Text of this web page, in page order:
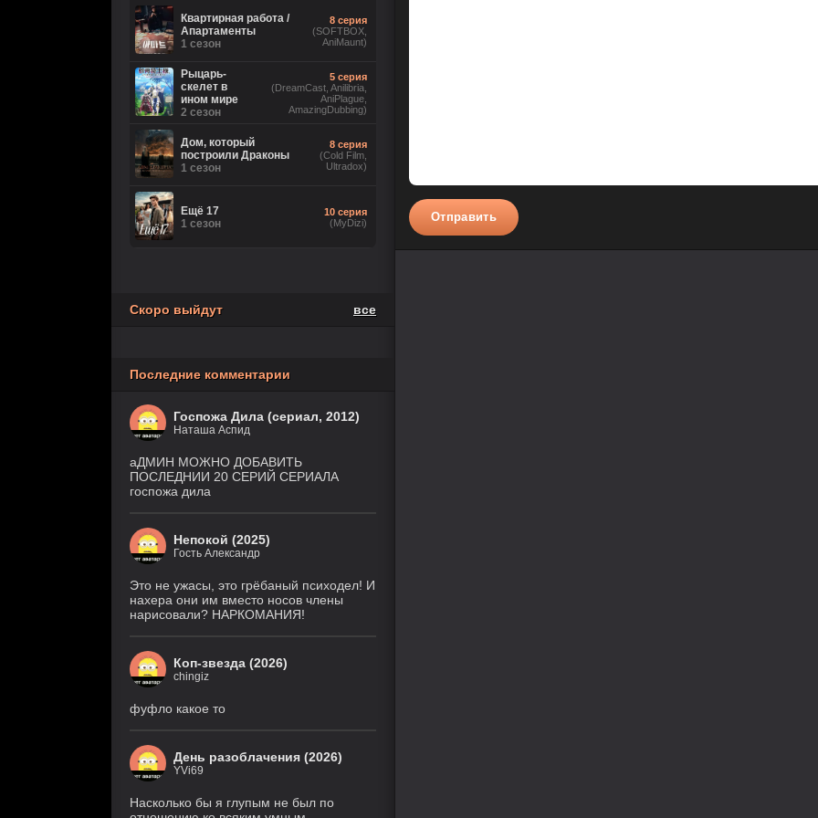
Отправить
Великолепная
8 сезон
26 серия
Игра
лжецов
18 серия
(Anilibria, Japan Original,
История его
28 серия
Настоящий
5 серия
Квартирная работа /
Апартаменты
1 сезон
8 серия
(SOFTBOX,
AniMaunt)
Рыцарь-
скелет в
ином мире
2 сезон
5 серия
(DreamCast, Anilibria,
AniPlague,
AmazingDubbing)
Дом, который
построили Драконы
1 сезон
8 серия
(Cold Film,
Ultradox)
Ещё 17
1 сезон
10 серия
(MyDizi)
Скоро выйдут все
Последние комментарии
Госпожа Дила (сериал, 2012)
Наташа Аспид
аДМИН МОЖНО ДОБАВИТЬ
ПОСЛЕДНИИ 20 СЕРИЙ СЕРИАЛА
госпожа дила
Непокой (2025)
Гость Александр
Это не ужасы, это грёбаный психодел! И
нахера они им вместо носов члены
нарисовали? НАРКОМАНИЯ!
Коп-звезда (2026)
chingiz
фуфло какое то
День разоблачения (2026)
YVi69
Насколько бы я глупым не был по